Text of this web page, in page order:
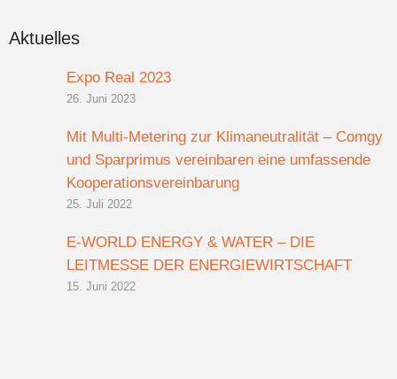
Aktuelles
Expo Real 2023
26. Juni 2023
Mit Multi-Metering zur Klimaneutralität – Comgy
und Sparprimus vereinbaren eine umfassende
Kooperationsvereinbarung
25. Juli 2022
E-WORLD ENERGY & WATER – DIE
LEITMESSE DER ENERGIEWIRTSCHAFT
15. Juni 2022